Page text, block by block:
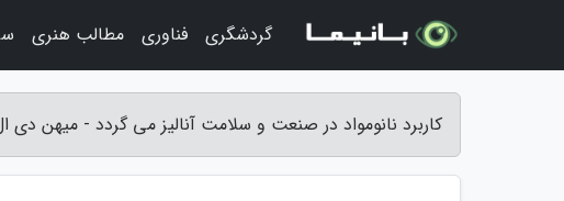
کاربرد نانومواد در صنعت و سلامت آنالیز می گردد - میهن دی
گردشگری فناوری مطالب هنری